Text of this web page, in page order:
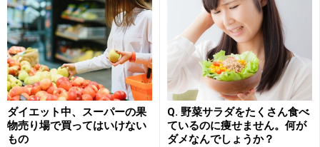
レシピも所要時間はたったの10分だけなので、忙しい毎
日を送る方々にぴったりです！
簡単パレオレシピ 朝食編
ダイエット中、スーパーの果
物売り場で買ってはいけない
もの
Q. 野菜サラダをたくさん食べ
ているのに痩せません。何が
ダメなんでしょうか？